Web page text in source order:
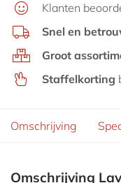
Klanten
Snel en
Groot
Staffelkorting
Omschrijving
Omschrijving